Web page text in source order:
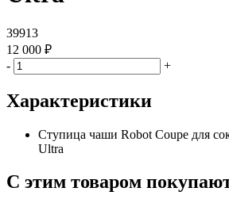
39913
12 000 ₽
-
+
Характеристики
Ступица чаши Robot Coupe для
Ultra
С этим товаром